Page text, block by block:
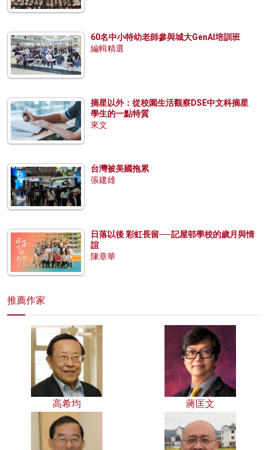
60名中小特幼老師參與城大GenAI培訓班
編輯精選
摘星以外：從校園生活觀察DSE中文科摘星
學生的一點特質
來文
台灣被美國拖累
張建雄
日落以後 彩虹長留──記屋邨學校的歲月與情
誼
陳章華
推薦作家
高希均 蔣匡文